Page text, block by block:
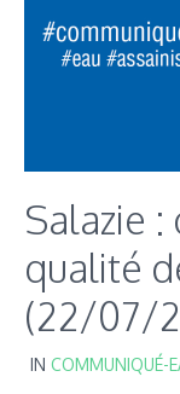
Salazie
qualité
(22/07/
IN COMMUNIQUÉ-